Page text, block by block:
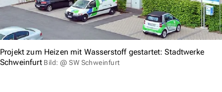
Projekt zum Heizen mit Wasserstoff gestartet: Stadtwerke
Schweinfurt Bild: @ SW Schweinfurt